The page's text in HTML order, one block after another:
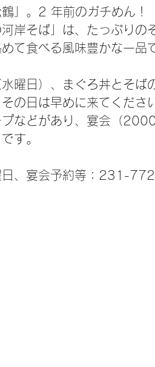
」。2 年前のガチめん！
岸そば」は、たっぷりの
て食べる風味豊かな一品
曜日）、まぐろ丼とそば
の日は早めに来てくださ
プなどがあり、宴会（
す。
日、宴会予約等：231-